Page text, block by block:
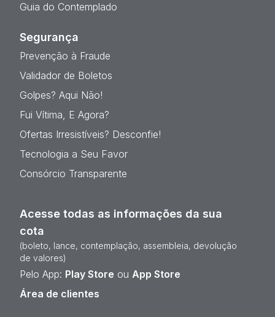
Guia do Contemplado
Segurança
Prevenção à Fraude
Validador de Boletos
Golpes? Aqui Não!
Fui Vítima, E Agora?
Ofertas Irresistíveis? Desconfie!
Tecnologia a Seu Favor
Consórcio Transparente
Acesse todas as informações da sua
cota
(boleto, lance, contemplação, assembleia, devolução
de valores)
Pelo App: Play Store ou App Store
Área de clientes